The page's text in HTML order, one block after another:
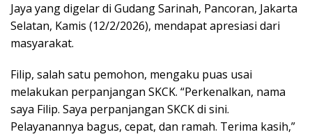
Jaya yang digelar di Gudang Sarinah, Pancoran, Jakarta
Selatan, Kamis (12/2/2026), mendapat apresiasi dari
masyarakat.
Filip, salah satu pemohon, mengaku puas usai
melakukan perpanjangan SKCK. “Perkenalkan, nama
saya Filip. Saya perpanjangan SKCK di sini.
Pelayanannya bagus, cepat, dan ramah. Terima kasih,”